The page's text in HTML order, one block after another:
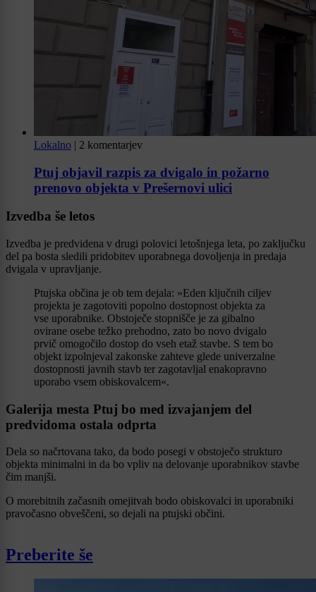
Lokalno | 2 komentarjev
Ptuj objavil razpis za dvigalo in požarno
prenovo objekta v Prešernovi ulici
Izvedba še letos
Izvedba je predvidena v drugi polovici letošnjega leta, po zaključku
del pa bosta sledili pridobitev uporabnega dovoljenja in predaja
dvigala v upravljanje.
Ptujska občina je ob tem dejala: »Eden ključnih ciljev
projekta je zagotoviti popolno dostopnost objekta za
vse uporabnike. Obstoječe stopnišče je za gibalno
ovirane osebe težko prehodno, zato bo novo dvigalo
prvič omogočilo dostop do vseh etaž stavbe. S tem bo
objekt izpolnjeval zakonske zahteve glede univerzalne
dostopnosti javnih stavb ter zagotavljal enakopravno
uporabo vsem obiskovalcem«.
Galerija mesta Ptuj bo med izvajanjem del
predvidoma ostala odprta
Dela so načrtovana tako, da bodo posegi v obstoječo strukturo
objekta minimalni in da bo vpliv na delovanje uporabnikov stavbe
čim manjši.
O morebitnih začasnih omejitvah bodo obiskovalci in uporabniki
pravočasno obveščeni, so dejali na ptujski občini.
Preberite še